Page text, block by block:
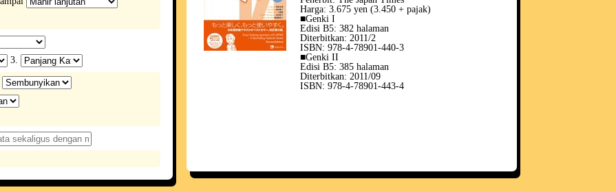
3.
Harga: 3.675 yen (3.450 + pajak)
■Genki I
Edisi B5: 382 halaman
Diterbitkan: 2011/2
ISBN: 978-4-78901-440-3
■Genki II
Edisi B5: 385 halaman
Diterbitkan: 2011/09
ISBN: 978-4-78901-443-4